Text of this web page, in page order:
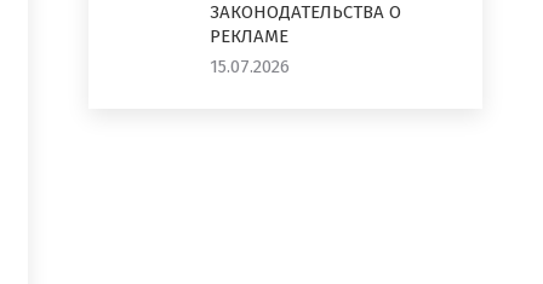
ЗАКОНОДАТЕЛЬСТВА О
РЕКЛАМЕ
15.07.2026